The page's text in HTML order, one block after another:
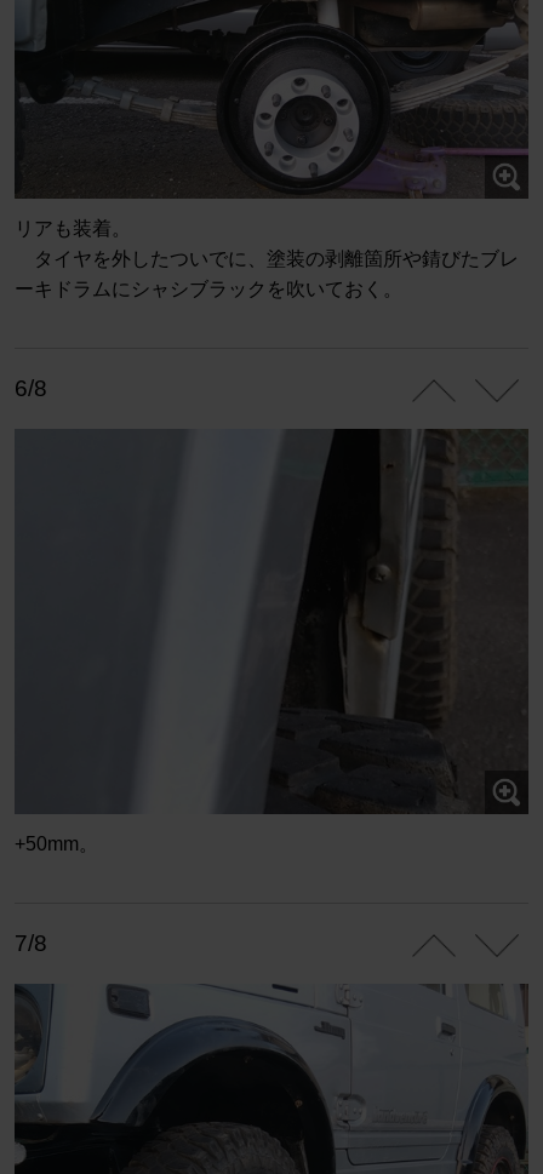
リアも装着。
タイヤを外したついでに、塗装の剥離箇所や錆びたブレ
ーキドラムにシャシブラックを吹いておく。
6/8
+50mm。
7/8